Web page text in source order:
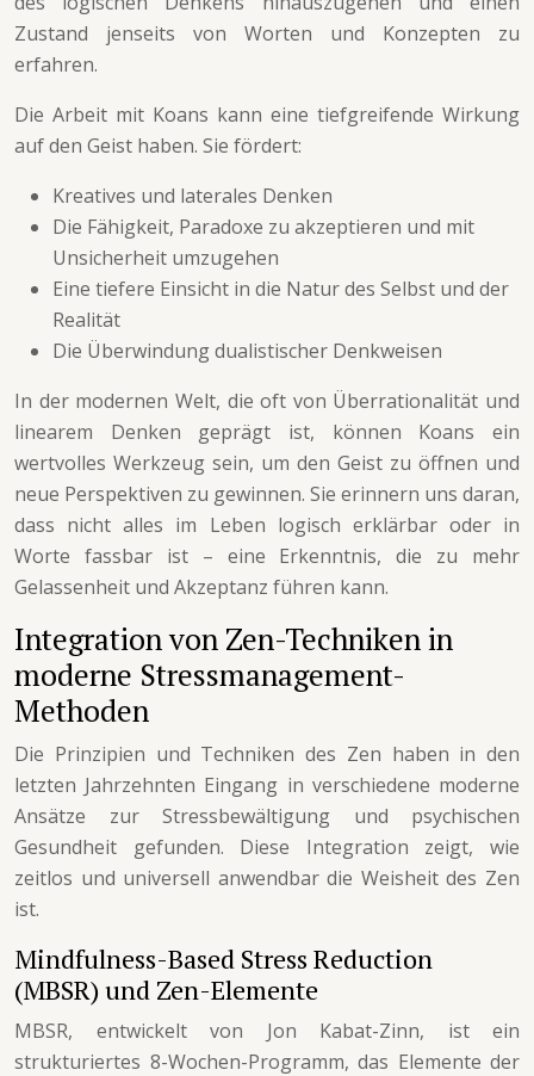
Zustand jenseits von Worten und Konzepten zu
erfahren.
Die Arbeit mit Koans kann eine tiefgreifende Wirkung
auf den Geist haben. Sie fördert:
Kreatives und laterales Denken
Die Fähigkeit, Paradoxe zu akzeptieren und mit
Unsicherheit umzugehen
Eine tiefere Einsicht in die Natur des Selbst und der
Realität
Die Überwindung dualistischer Denkweisen
In der modernen Welt, die oft von Überrationalität und
linearem Denken geprägt ist, können Koans ein
wertvolles Werkzeug sein, um den Geist zu öffnen und
neue Perspektiven zu gewinnen. Sie erinnern uns daran,
dass nicht alles im Leben logisch erklärbar oder in
Worte fassbar ist – eine Erkenntnis, die zu mehr
Gelassenheit und Akzeptanz führen kann.
Integration von Zen-Techniken in
moderne Stressmanagement-
Methoden
Die Prinzipien und Techniken des Zen haben in den
letzten Jahrzehnten Eingang in verschiedene moderne
Ansätze zur Stressbewältigung und psychischen
Gesundheit gefunden. Diese Integration zeigt, wie
zeitlos und universell anwendbar die Weisheit des Zen
ist.
Mindfulness-Based Stress Reduction
(MBSR) und Zen-Elemente
MBSR, entwickelt von Jon Kabat-Zinn, ist ein
strukturiertes 8-Wochen-Programm, das Elemente der